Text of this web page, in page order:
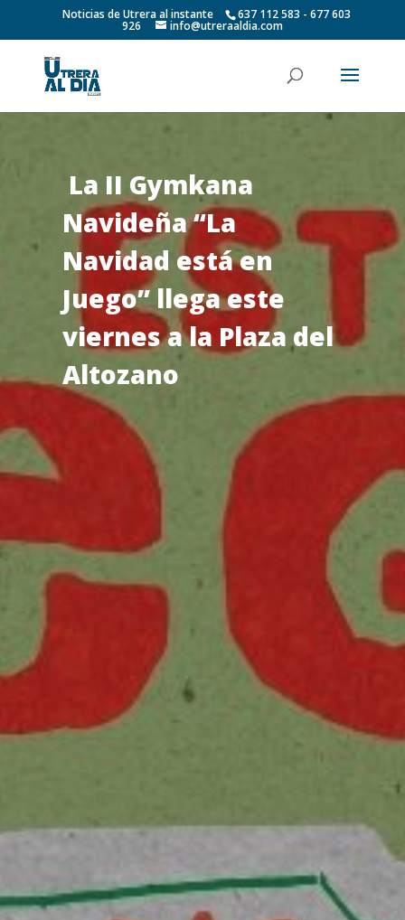
Noticias de Utrera al instante 637 112 583 - 677 603
926 info@utreraaldia.com
La II Gymkana
Navideña “La
Navidad está en
Juego” llega este
viernes a la Plaza del
Altozano